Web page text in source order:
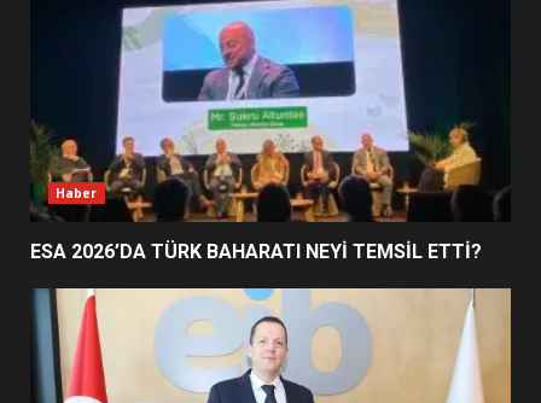
5
BALIKESİR MÜZELERİNDE SÜRE
UZATILDI: NE DEĞİŞTİ?
6
BURHANİYE SATRANÇ
TURNUVASI KAYITLARI NEYİ
DEĞİŞTİRİYOR?
Haber
ESA 2026’DA TÜRK BAHARATI NEYİ TEMSİL ETTİ?